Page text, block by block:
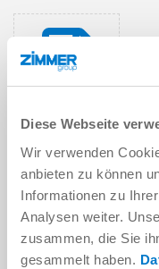
Diese Webseite
Wir verwenden
anbieten zu können
Informationen zu
Analysen weiter.
zusammen, die Sie
gesammelt haben.